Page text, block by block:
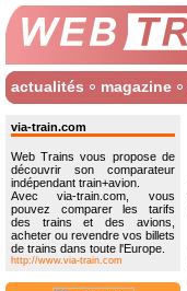
actualités magazine
via-train.com
Web Trains vous propose de
découvrir son comparateur
indépendant train+avion.
Avec via-train.com, vous
pouvez comparer les tarifs
des trains et des avions,
acheter ou revendre vos billets
de trains dans toute l'Europe.
http://www.via-train.com